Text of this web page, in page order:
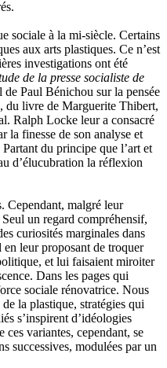
sociale à la mi-siècle. Certains
aux arts plastiques. Ce n’est
investigations ont été
de la presse socialiste de
de Paul Bénichou sur la pensée
du livre de Marguerite Thibert,
Ralph Locke leur a consacré
la finesse de son analyse et
du principe que l’art et
d’élucubration la réflexion
Cependant, malgré leur
un regard compréhensif,
curiosités marginales dans
leur proposant de troquer
et lui faisaient miroiter
Dans les pages qui
sociale rénovatrice. Nous
la plastique, stratégies qui
s’inspirent d’idéologies
variantes, cependant, se
successives, modulées par un